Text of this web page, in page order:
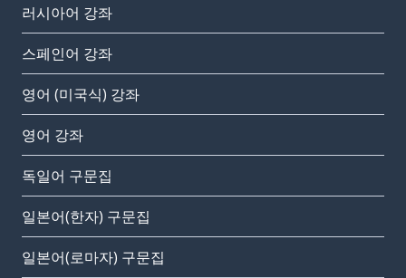
러시아어 강좌
스페인어 강좌
영어 (미국식) 강좌
영어 강좌
독일어 구문집
일본어(한자) 구문집
일본어(로마자) 구문집